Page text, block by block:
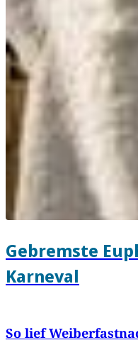
Gebremste
Karneval
So lief